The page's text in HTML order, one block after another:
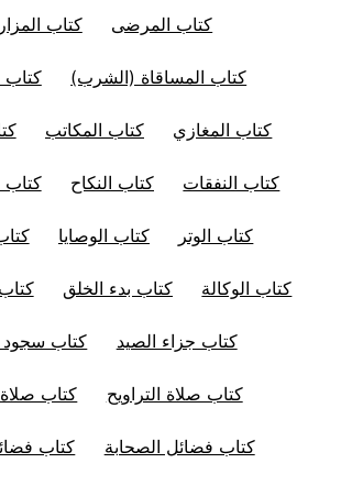
كتاب المرضى كتاب
كتاب المساقاة (الشرب) كتاب
كتاب المغازي كتاب المكاتب
كتاب النفقات كتاب النكاح كتاب
كتاب الوتر كتاب الوصايا
كتاب الوكالة كتاب بدء الخلق
كتاب جزاء الصيد كتاب سجود
كتاب صلاة التراويح كتاب
كتاب فضائل الصحابة كتاب